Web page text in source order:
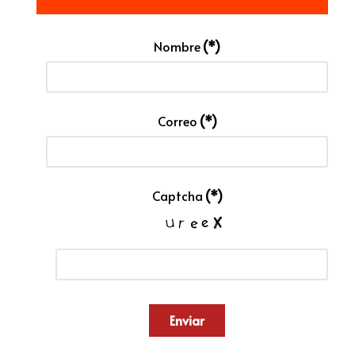
Nombre(*)
Correo (*)
Captcha (*)
Enviar